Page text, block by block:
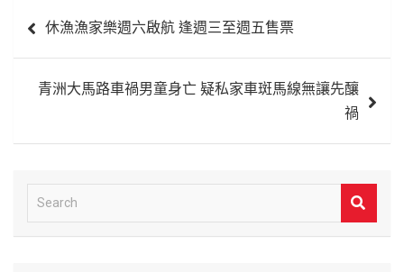
章 休漁漁家樂週六啟航 逢週三至週五售票
青洲大馬路車禍男童身亡 疑私家車斑馬線無讓先釀
禍
e